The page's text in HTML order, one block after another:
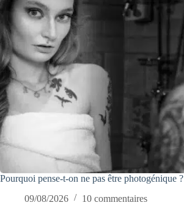
Pourquoi pense-t-on ne pas être photogénique ?
09/08/2026
10 commentaires